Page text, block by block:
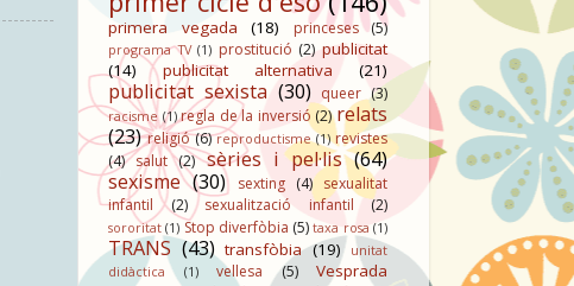
primera vegada (18) princeses (5)
programa TV (1) prostitució (2) publicitat
(14)
publicitat alternativa (21)
publicitat sexista (30) queer (3)
racisme (1) regla de la inversió (2) relats
(23) religió (6) reproductisme (1) revistes
(4) salut (2) sèries i pel·lis (64)
sexisme (30) sexting (4) sexualitat
infantil
(2) sexualització infantil (2)
sororitat (1) Stop diverfòbia (5) taxa rosa (1)
TRANS (43) transfòbia (19)
unitat
didàctica
(1) vellesa (5)
Vesprada